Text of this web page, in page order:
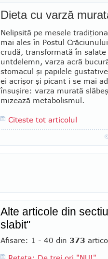
Dieta cu varză
Nelipsită pe mesele
mai ales în Postul
crudă, trans­for­mată în
untde­lemn, var­­za acră
sto­macul şi papilele
ei acrişor şi picant i se mai
însuşire: var­za mu­rată
mizează metabo­lis­­mul.
Citeste tot articolul
Alte articole din
slabit"
Afisare: 1 - 40 din 373